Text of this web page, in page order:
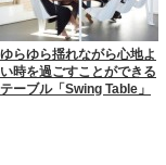
ゆらゆら揺れながら心地よ
い時を過ごすことができる
テーブル「Swing Table」